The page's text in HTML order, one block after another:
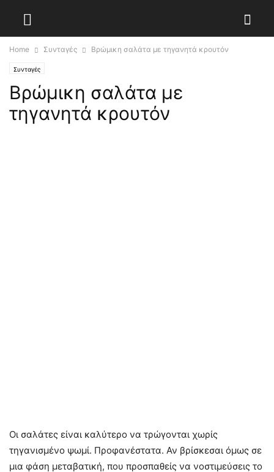
Home Συνταγές Βρώμικη σαλάτα με τηγανητά κρουτόν
Συνταγές
Βρώμικη σαλάτα με
τηγανητά κρουτόν
Οι σαλάτες είναι καλύτερο να τρώγονται χωρίς
τηγανισμένο ψωμί. Προφανέστατα. Αν βρίσκεσαι όμως σε
μια φάση μεταβατική, που προσπαθείς να νοστιμεύσεις το